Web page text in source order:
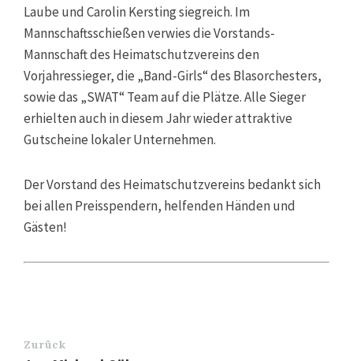
Laube und Carolin Kersting siegreich. Im
Mannschaftsschießen verwies die Vorstands-
Mannschaft des Heimatschutzvereins den
Vorjahressieger, die „Band-Girls“ des Blasorchesters,
sowie das „SWAT“ Team auf die Plätze. Alle Sieger
erhielten auch in diesem Jahr wieder attraktive
Gutscheine lokaler Unternehmen.
Der Vorstand des Heimatschutzvereins bedankt sich
bei allen Preisspendern, helfenden Händen und
Gästen!
Zurück